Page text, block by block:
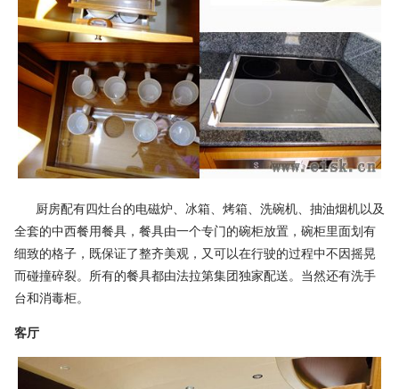
厨房配有四灶台的电磁炉、冰箱、烤箱、洗碗机、抽油烟机以及
全套的中西餐用餐具，餐具由一个专门的碗柜放置，碗柜里面划有
细致的格子，既保证了整齐美观，又可以在行驶的过程中不因摇晃
而碰撞碎裂。所有的餐具都由法拉第集团独家配送。当然还有洗手
台和消毒柜。
客厅